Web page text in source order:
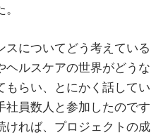
スについてどう考えている
ヘルスケアの世界がどうな
もらい、とにかく話してい
社員数人と参加したのです
ければ、プロジェクトの成